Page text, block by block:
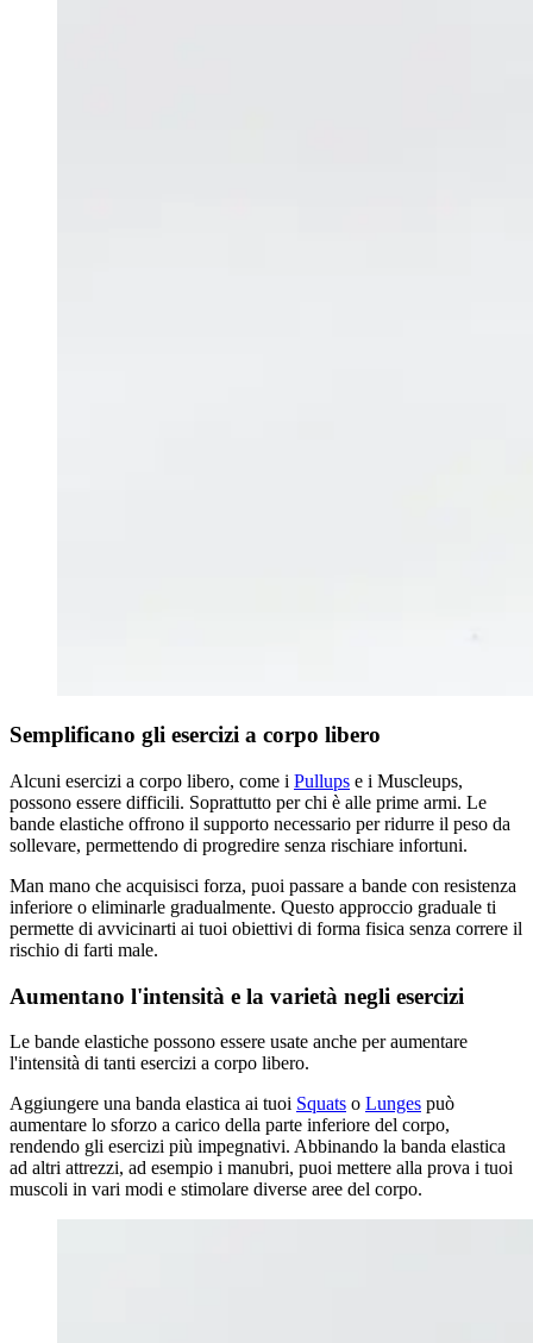
Semplificano gli esercizi a corpo libero
Alcuni esercizi a corpo libero, come i Pullups e i Muscleups,
possono essere difficili. Soprattutto per chi è alle prime armi. Le
bande elastiche offrono il supporto necessario per ridurre il peso da
sollevare, permettendo di progredire senza rischiare infortuni.
Man mano che acquisisci forza, puoi passare a bande con resistenza
inferiore o eliminarle gradualmente. Questo approccio graduale ti
permette di avvicinarti ai tuoi obiettivi di forma fisica senza correre il
rischio di farti male.
Aumentano l'intensità e la varietà negli esercizi
Le bande elastiche possono essere usate anche per aumentare
l'intensità di tanti esercizi a corpo libero.
Aggiungere una banda elastica ai tuoi Squats o Lunges può
aumentare lo sforzo a carico della parte inferiore del corpo,
rendendo gli esercizi più impegnativi. Abbinando la banda elastica
ad altri attrezzi, ad esempio i manubri, puoi mettere alla prova i tuoi
muscoli in vari modi e stimolare diverse aree del corpo.